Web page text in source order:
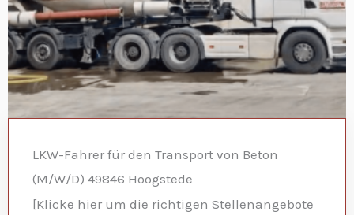
LKW-Fahrer für den Transport von Beton
(M/W/D) 49846 Hoogstede
[Klicke hier um die richtigen Stellenangebote